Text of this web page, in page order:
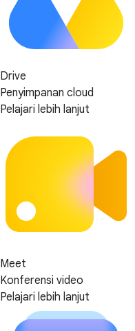
Drive
Penyimpanan cloud
Pelajari lebih lanjut
Meet
Konferensi video
Pelajari lebih lanjut